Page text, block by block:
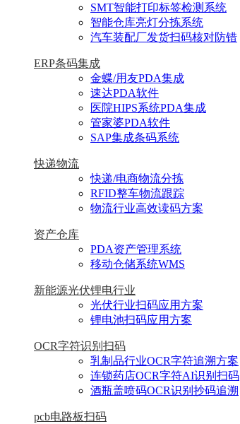
SMT智能打印标签检测系统
智能仓库亮灯分拣系统
汽车装配厂发货扫码核对防错
ERP条码集成
金蝶/用友PDA集成
速达PDA软件
医院HIPS系统PDA集成
管家婆PDA软件
SAP集成条码系统
快递物流
快递/电商物流分拣
RFID整车物流跟踪
物流行业高效读码方案
资产仓库
PDA资产管理系统
移动仓储系统WMS
新能源光伏锂电行业
光伏行业扫码应用方案
锂电池扫码应用方案
OCR字符识别扫码
乳制品行业OCR字符追溯方案
连锁药店OCR字符AI识别扫码
酒瓶盖喷码OCR识别抄码追溯
pcb电路板扫码